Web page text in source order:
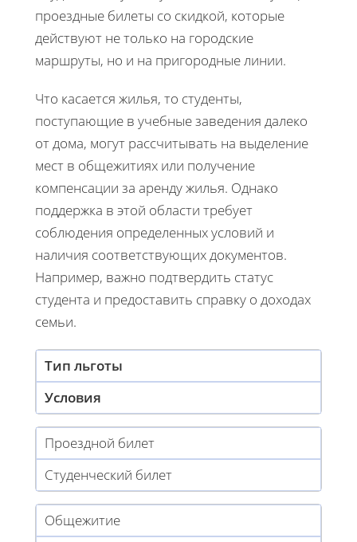
проездные билеты со скидкой, которые
действуют не только на городские
маршруты, но и на пригородные линии.
Что касается жилья, то студенты,
поступающие в учебные заведения далеко
от дома, могут рассчитывать на выделение
мест в общежитиях или получение
компенсации за аренду жилья. Однако
поддержка в этой области требует
соблюдения определенных условий и
наличия соответствующих документов.
Например, важно подтвердить статус
студента и предоставить справку о доходах
семьи.
Тип льготы
Условия
Проездной билет
Студенческий билет
Общежитие